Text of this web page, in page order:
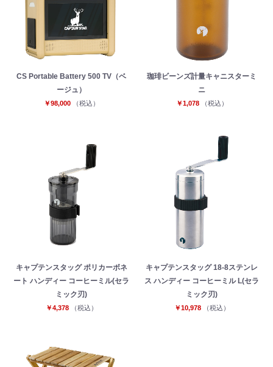
CS Portable Battery 500 TV（ベ
ージュ）
￥98,000 （税込）
珈琲ビーンズ計量キャニスターミ
ニ
￥1,078 （税込）
キャプテンスタッグ ポリカーボネ
ート ハンディー コーヒーミル(セラ
ミック刃)
￥4,378 （税込）
キャプテンスタッグ 18-8ステンレ
ス ハンディー コーヒーミル L(セラ
ミック刃)
￥10,978 （税込）
お買い物を続ける カートへ進む